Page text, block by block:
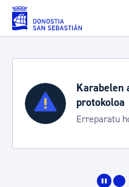
Eduki nagusira joan
Karabelen
protokoloa
Erreparatu